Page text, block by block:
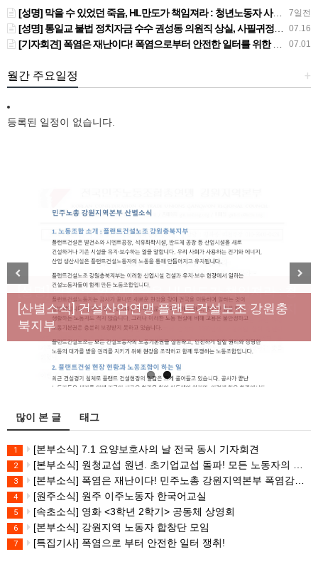
7일전
[성명] 막을 수 있었던 죽음, HL만도가 책임져라 : 청년노동자 사망사고의 철저한 진상규명과 재발방지 대책 마련하라
07.16
[성명] 통일교 불법 정치자금 수수 권성동 의원직 상실, 사필귀정이다
07.01
[기자회견] 폭염은 재난이다! 폭염으로부터 안전한 일터를 위한 민주노총 강원지역본부 폭염감시단 선포 기자회견
+
월간 주요일정
등록된 일정이 없습니다.
[성명] 막을 수 있었던 죽음, HL만도가 책임져라 : 청
년노동자 사망사고의 철저한 진상규명과 재발방지
대책 마련하라
[산별소식] 건설산업연맹 플랜트건설노조 강원충
북지부
Previous Next
많이 본 글 태그
1 [본부소식] 7.1 요양보호사의 날 전국 동시 기자회견
2 [본부소식] 원청교섭 원년. 초기업교섭 돌파! 모든 노동자의 노동기본권 쟁취! 민주노총 7.15 총파업대회
3 [본부소식] 폭염은 재난이다! 민주노총 강원지역본부 폭염감시단 선포 기자회견
4 [원주소식] 원주 이주노동자 한국어교실
5 [속초소식] 영화 <3학년 2학기> 공동체 상영회
6 [본부소식] 강원지역 노동자 합창단 모임
7 [특집기사] 폭염으로 부터 안전한 일터 쟁취!